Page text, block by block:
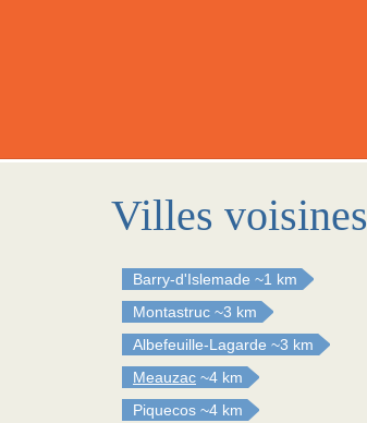
Villes voisines
Barry-d'Islemade ~1 km
Montastruc ~3 km
Albefeuille-Lagarde ~3 km
Meauzac ~4 km
Piquecos ~4 km